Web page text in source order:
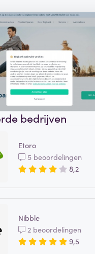
bedrijven
Etoro
5 beoordelingen
8,2
Nibble
2 beoordelingen
9,5